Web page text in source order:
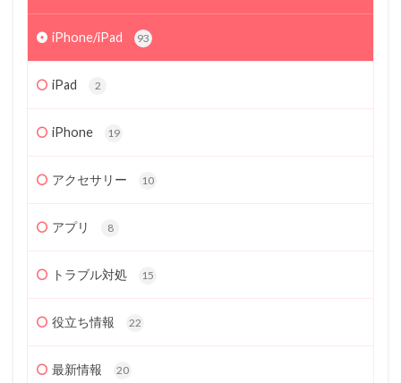
iPhone/iPad 93
iPad 2
iPhone 19
アクセサリー 10
アプリ 8
トラブル対処 15
役立ち情報 22
最新情報 20